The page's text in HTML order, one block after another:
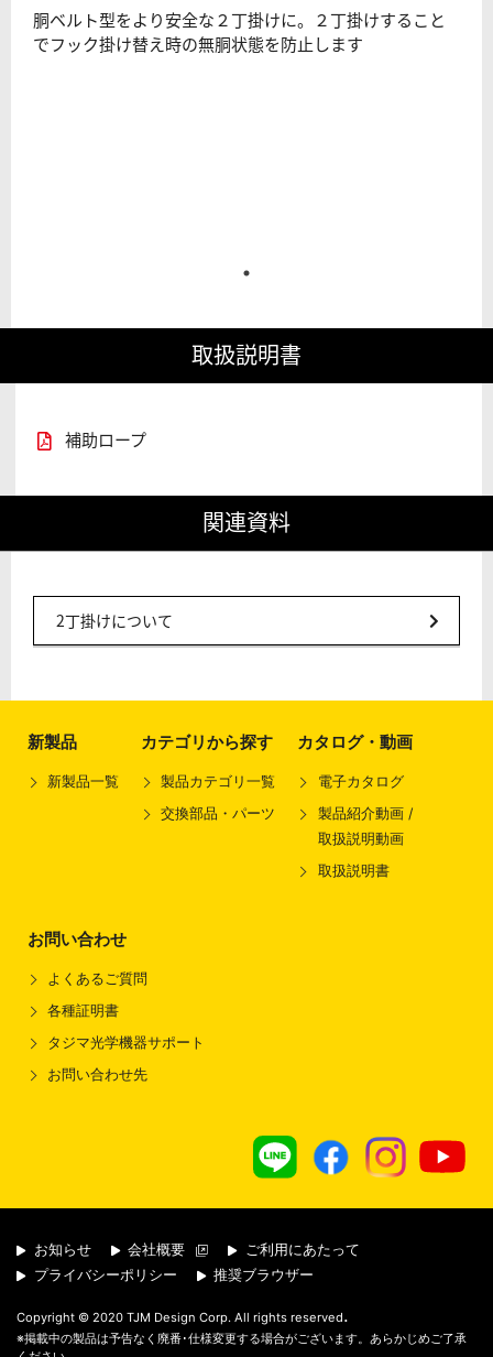
胴ベルト型をより安全な２丁掛けに。２丁掛けすること
でフック掛け替え時の無胴状態を防止します
取扱説明書
補助ロープ
関連資料
2丁掛けについて
新製品
新製品一覧
カテゴリから探す
製品カテゴリ一覧
交換部品・パーツ
カタログ・動画
電子カタログ
製品紹介動画 /
取扱説明動画
取扱説明書
お問い合わせ
よくあるご質問
各種証明書
タジマ光学機器サポート
お問い合わせ先
お知らせ 会社概要
ご利用にあたって
プライバシーポリシー
推奨ブラウザー
Copyright © 2020 TJM Design Corp. All rights reserved.
※掲載中の製品は予告なく廃番･仕様変更する場合がございます。あらかじめご了承